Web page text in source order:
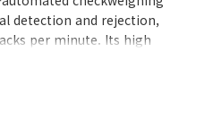
detection and rejection,
per minute. Its high
are met, whilst your brand is
is met and foreign